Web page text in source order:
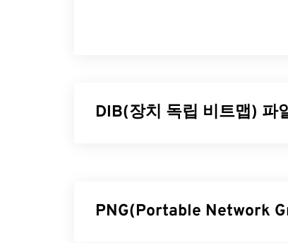
DIB(장치 독립 비트맵) 파
반면, 하향식은 압축할 수 있다는 것입
을 설명하는 훌륭한 문서를 참조하십
PNG(Portable Network